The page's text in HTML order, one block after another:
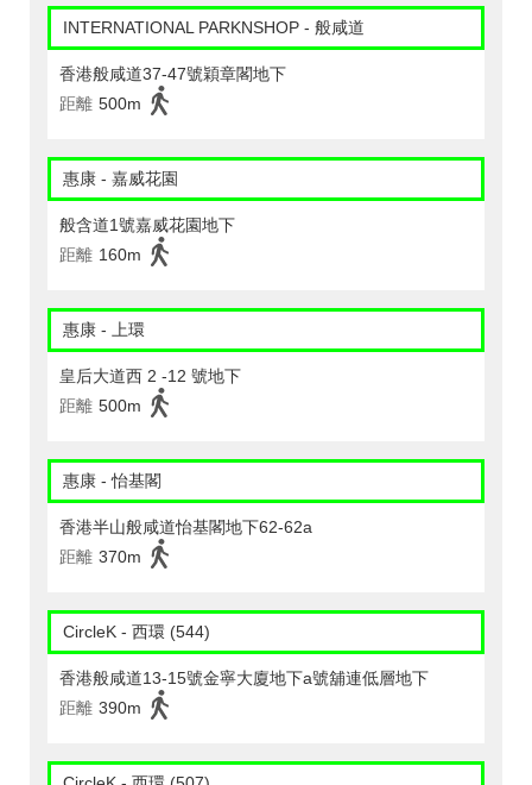
INTERNATIONAL PARKNSHOP - 般咸道
香港般咸道37-47號穎章閣地下
距離 500m
惠康 - 嘉威花園
般含道1號嘉威花園地下
距離 160m
惠康 - 上環
皇后大道西 2 -12 號地下
距離 500m
惠康 - 怡基閣
香港半山般咸道怡基閣地下62-62a
距離 370m
CircleK - 西環 (544)
香港般咸道13-15號金寧大廈地下a號舖連低層地下
距離 390m